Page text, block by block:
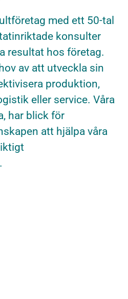
med ett 50-tal
konsulter
resultat hos företag.
av att utveckla sin
produktion,
eller service. Våra
har blick för
att hjälpa våra